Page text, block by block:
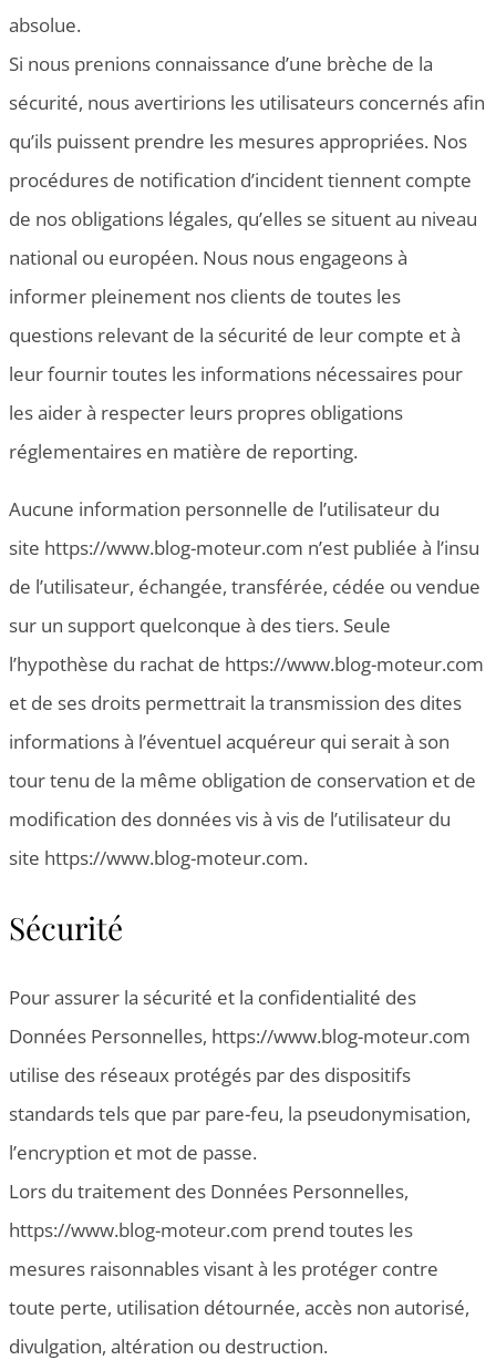
absolue.
Si nous prenions connaissance d’une brèche de la
sécurité, nous avertirions les utilisateurs concernés afin
qu’ils puissent prendre les mesures appropriées. Nos
procédures de notification d’incident tiennent compte
de nos obligations légales, qu’elles se situent au niveau
national ou européen. Nous nous engageons à
informer pleinement nos clients de toutes les
questions relevant de la sécurité de leur compte et à
leur fournir toutes les informations nécessaires pour
les aider à respecter leurs propres obligations
réglementaires en matière de reporting.
Aucune information personnelle de l’utilisateur du
site https://www.blog-moteur.com n’est publiée à l’insu
de l’utilisateur, échangée, transférée, cédée ou vendue
sur un support quelconque à des tiers. Seule
l’hypothèse du rachat de https://www.blog-moteur.com
et de ses droits permettrait la transmission des dites
informations à l’éventuel acquéreur qui serait à son
tour tenu de la même obligation de conservation et de
modification des données vis à vis de l’utilisateur du
site https://www.blog-moteur.com.
Sécurité
Pour assurer la sécurité et la confidentialité des
Données Personnelles, https://www.blog-moteur.com
utilise des réseaux protégés par des dispositifs
standards tels que par pare-feu, la pseudonymisation,
l’encryption et mot de passe.
Lors du traitement des Données Personnelles,
https://www.blog-moteur.com prend toutes les
mesures raisonnables visant à les protéger contre
toute perte, utilisation détournée, accès non autorisé,
divulgation, altération ou destruction.